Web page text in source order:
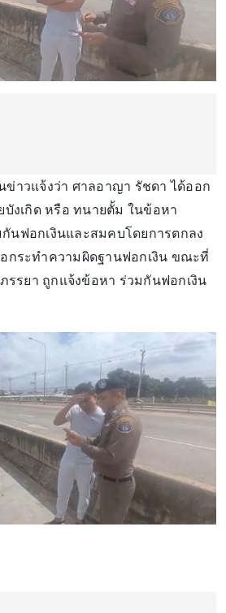
าวแจ้งว่า ศาลอาญา รัชดา ได้ออก
บังเกิด หรือ ทนายตั้ม ในข้อหา
กันฟอกเงินและสมคบโดยการตกลง
กระทำความผิดฐานฟอกเงิน ขณะที่
รรยา ถูกแจ้งข้อหา ร่วมกันฟอกเงิน